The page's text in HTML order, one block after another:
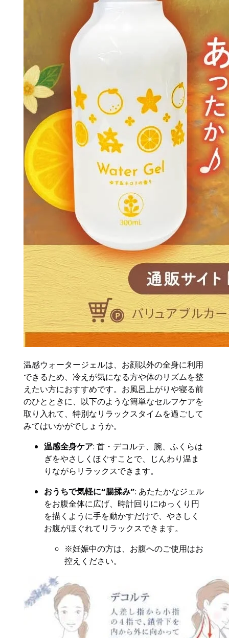
温感ウォータージェルは、お顔以外の全身に利用
できるため、冷えが気になる方や体のリズムを整
えたい方におすすめです。お風呂上がりや寝る前
のひとときに、以下のような簡単なセルフケアを
取り入れて、特別なリラックスタイムを過ごして
みてはいかがでしょうか。
温感全身ケア: 首・デコルテ、腕、ふくらは
ぎをやさしくほぐすことで、じんわり温ま
りながらリラックスできます。
おうちで気軽に“腸揉み”: あたたかなジェル
をお腹全体に広げ、時計回りにゆっくり円
を描くように手を動かすだけで、やさしく
お腹がほぐれてリラックスできます。
※妊娠中の方は、お腹へのご使用はお
控えください。